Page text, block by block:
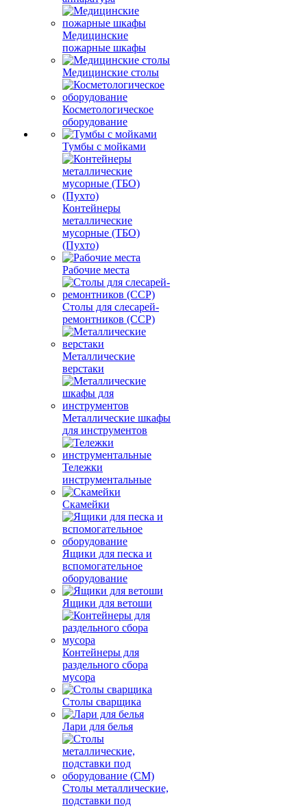
Медицинские
пожарные шкафы
Медицинские столы
Косметологическое
оборудование
Тумбы с мойками
Контейнеры
металлические
мусорные (ТБО)
(Пухто)
Рабочие места
Столы для слесарей-
ремонтников (ССР)
Металлические
верстаки
Металлические шкафы
для инструментов
Тележки
инструментальные
Скамейки
Ящики для песка и
вспомогательное
оборудование
Ящики для ветоши
Контейнеры для
раздельного сбора
мусора
Столы сварщика
Лари для белья
Столы металлические,
подставки под